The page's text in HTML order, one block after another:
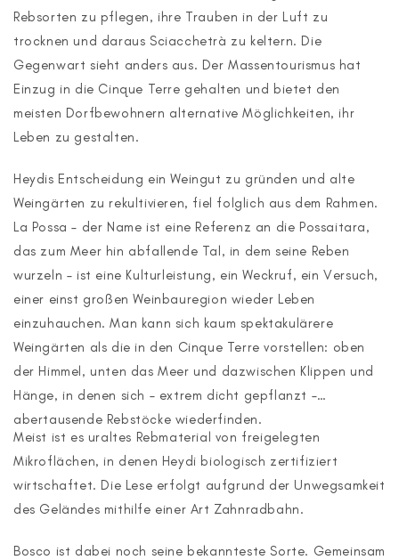
Rebsorten zu pflegen, ihre Trauben in der Luft zu
trocknen und daraus Sciacchetrà zu keltern. Die
Gegenwart sieht anders aus. Der Massentourismus hat
Einzug in die Cinque Terre gehalten und bietet den
meisten Dorfbewohnern alternative Möglichkeiten, ihr
Leben zu gestalten.
Heydis Entscheidung ein Weingut zu gründen und alte
Weingärten zu rekultivieren, fiel folglich aus dem Rahmen.
La Possa – der Name ist eine Referenz an die Possaitara,
das zum Meer hin abfallende Tal, in dem seine Reben
wurzeln – ist eine Kulturleistung, ein Weckruf, ein Versuch,
einer einst großen Weinbauregion wieder Leben
einzuhauchen. Man kann sich kaum spektakulärere
Weingärten als die in den Cinque Terre vorstellen: oben
der Himmel, unten das Meer und dazwischen Klippen und
Hänge, in denen sich – extrem dicht gepflanzt –
abertausende Rebstöcke wiederfinden.
Meist ist es uraltes Rebmaterial von freigelegten
Mikroflächen, in denen Heydi biologisch zertifiziert
wirtschaftet. Die Lese erfolgt aufgrund der Unwegsamkeit
des Geländes mithilfe einer Art Zahnradbahn.
Bosco ist dabei noch seine bekannteste Sorte. Gemeinsam